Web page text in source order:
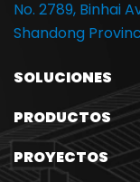
No. 2789, Binhai
Shandong
SOLUCIONES
PRODUCTOS
PROYECTOS